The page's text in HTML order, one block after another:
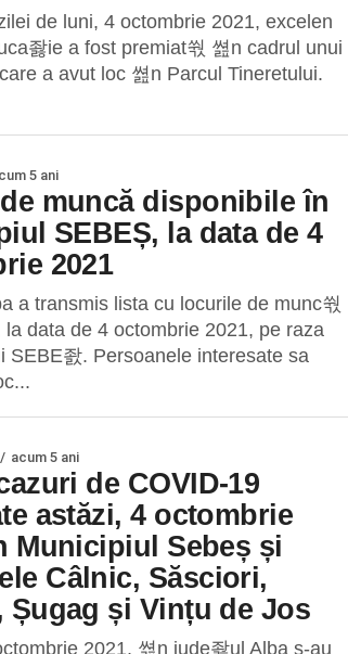
de luni, 4 octombrie 2021, excelen
좛ie a fost premiat쒃 쎮n cadrul unui
a avut loc 쎮n Parcul Tineretului.
5 ani
muncă disponibile în
SEBEȘ, la data de 4
2021
a transmis lista cu locurile de munc쒃
la data de 4 octombrie 2021, pe raza
SEBE좘. Persoanele interesate sa
acum 5 ani
de COVID-19
astăzi, 4 octombrie
Municipiul Sebeș și
Câlnic, Săsciori,
Șugag și Vințu de Jos
2021, 쎮n jude좛ul Alba s-au